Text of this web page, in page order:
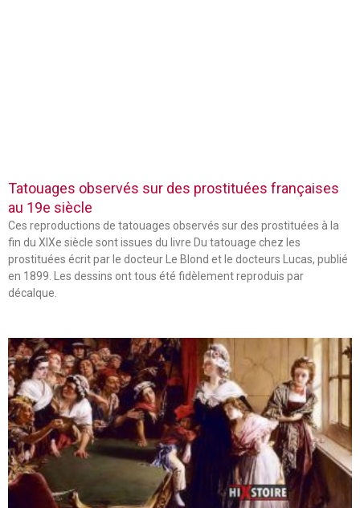
Tatouages observés sur des prostituées françaises
au 19e siècle
Ces reproductions de tatouages observés sur des prostituées à la
fin du XIXe siècle sont issues du livre Du tatouage chez les
prostituées écrit par le docteur Le Blond et le docteurs Lucas, publié
en 1899. Les dessins ont tous été fidèlement reproduis par
décalque.